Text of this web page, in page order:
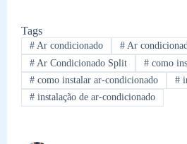
Tags
#Ar condicionado #Ar
#Ar Condicionado Split #como
#como instalar ar-condicionado #
#instalação de ar-condicionado